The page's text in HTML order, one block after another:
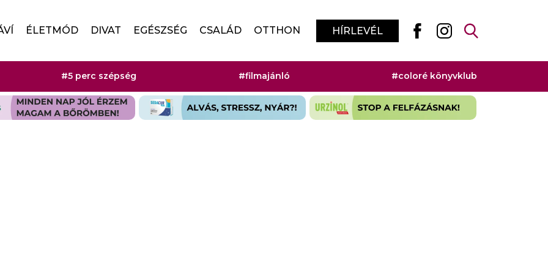
ÉLETMÓD DIVAT EGÉSZSÉG CSALÁD OTTHON HÍRLEVÉL
#5 perc szépség #filmajánló #coloré könyvklub